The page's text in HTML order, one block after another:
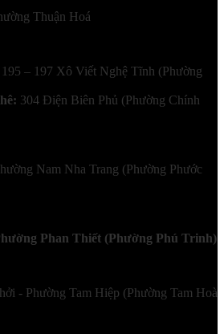
Thuận Hoá
195 – 197 Xô Viết Nghệ Tĩnh (Phường
304 Điện Biên Phủ (Phường Chính
Nam Nha Trang (Phường Phước
Phan Thiết (Phường Phú Trinh)
- Phường Tam Hiệp (Phường Tam Hoà